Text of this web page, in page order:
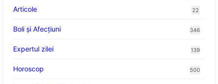
Articole 22
Boli și Afecțiuni 346
Expertul zilei 139
Horoscop 500